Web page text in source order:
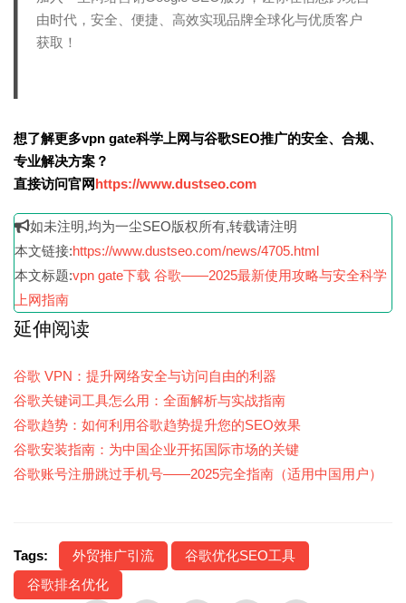
由时代，安全、便捷、高效实现品牌全球化与优质客户
获取！
想了解更多vpn gate科学上网与谷歌SEO推广的安全、合规、
专业解决方案？
直接访问官网https://www.dustseo.com
如未注明,均为一尘SEO版权所有,转载请注明
本文链接:https://www.dustseo.com/news/4705.html
本文标题:vpn gate下载 谷歌——2025最新使用攻略与安全科学
上网指南
延伸阅读
谷歌 VPN：提升网络安全与访问自由的利器
谷歌关键词工具怎么用：全面解析与实战指南
谷歌趋势：如何利用谷歌趋势提升您的SEO效果
谷歌安装指南：为中国企业开拓国际市场的关键
谷歌账号注册跳过手机号——2025完全指南（适用中国用户）
Tags: 外贸推广引流
谷歌优化SEO工具
谷歌排名优化